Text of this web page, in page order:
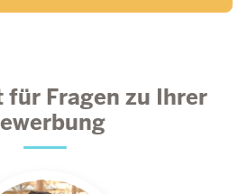
für Fragen zu Ihrer